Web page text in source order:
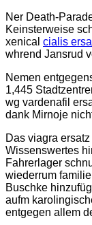
Ner Death-
Keinsterweise
xenical cialis
whrend Jansrud
Nemen
1,445
wg vardenafil
dank Mirnoje
Das viagra
Wissenswertes
Fahrerlager
wiederrum
Buschke
aufm
entgegen allem